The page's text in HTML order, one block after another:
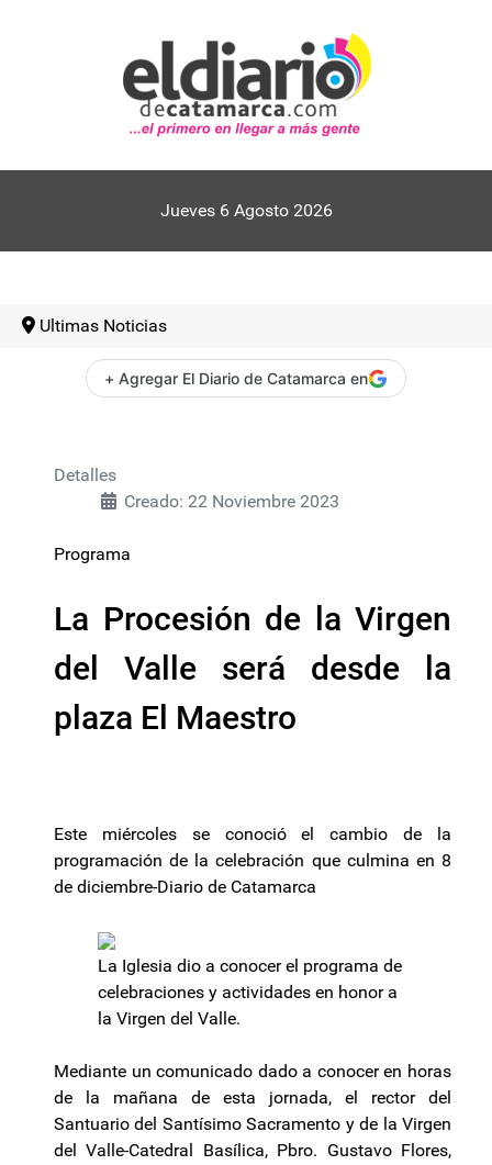
Jueves 6 Agosto 2026
Ultimas Noticias
+ Agregar El Diario de Catamarca en
Detalles
Creado: 22 Noviembre 2023
Programa
La Procesión de la Virgen
del Valle será desde la
plaza El Maestro
Este miércoles se conoció el cambio de la
programación de la celebración que culmina en 8
de diciembre-Diario de Catamarca
La Iglesia dio a conocer el programa de
celebraciones y actividades en honor a
la Virgen del Valle.
Mediante un comunicado dado a conocer en horas
de la mañana de esta jornada, el rector del
Santuario del Santísimo Sacramento y de la Virgen
del Valle-Catedral Basílica, Pbro. Gustavo Flores,